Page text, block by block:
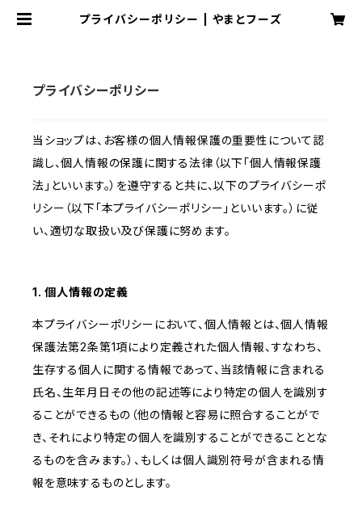
プライバシーポリシー | やまとフーズ
プライバシーポリシー
当ショップは、お客様の個人情報保護の重要性について認
識し、個人情報の保護に関する法律（以下「個人情報保護
法」といいます。）を遵守すると共に、以下のプライバシーポ
リシー（以下「本プライバシーポリシー」といいます。）に従
い、適切な取扱い及び保護に努めます。
1. 個人情報の定義
本プライバシーポリシーにおいて、個人情報とは、個人情報
保護法第2条第1項により定義された個人情報、すなわち、
生存する個人に関する情報であって、当該情報に含まれる
氏名、生年月日その他の記述等により特定の個人を識別す
ることができるもの（他の情報と容易に照合することがで
き、それにより特定の個人を識別することができることとな
るものを含みます。）、もしくは個人識別符号が含まれる情
報を意味するものとします。